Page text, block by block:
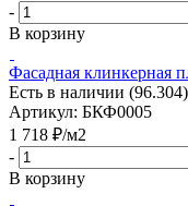
-
В корзину
Фасадная клинкерная
Есть в наличии (96.304)
Артикул: БКФ0005
1 718 ₽/м2
-
В корзину